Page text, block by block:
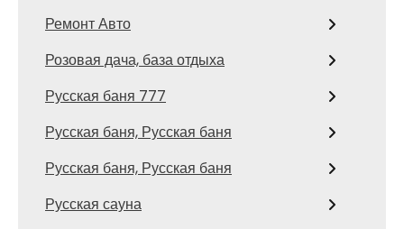
Ремонт Авто
Розовая дача, база отдыха
Русская баня 777
Русская баня, Русская баня
Русская баня, Русская баня
Русская сауна